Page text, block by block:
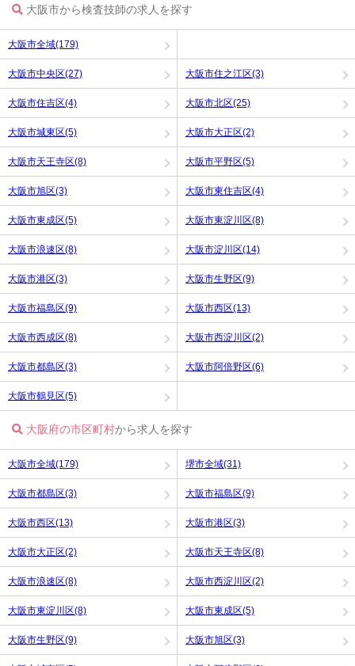
大阪市から検査技師の求人を探す
大阪市全域(179)
大阪市中央区(27) 大阪市住之江区(3)
大阪市住吉区(4) 大阪市北区(25)
大阪市城東区(5) 大阪市大正区(2)
大阪市天王寺区(8) 大阪市平野区(5)
大阪市旭区(3) 大阪市東住吉区(4)
大阪市東成区(5) 大阪市東淀川区(8)
大阪市浪速区(8) 大阪市淀川区(14)
大阪市港区(3) 大阪市生野区(9)
大阪市福島区(9) 大阪市西区(13)
大阪市西成区(8) 大阪市西淀川区(2)
大阪市都島区(3) 大阪市阿倍野区(6)
大阪市鶴見区(5)
大阪府の市区町村から求人を探す
大阪市全域(179) 堺市全域(31)
大阪市都島区(3) 大阪市福島区(9)
大阪市西区(13) 大阪市港区(3)
大阪市大正区(2) 大阪市天王寺区(8)
大阪市浪速区(8) 大阪市西淀川区(2)
大阪市東淀川区(8) 大阪市東成区(5)
大阪市生野区(9) 大阪市旭区(3)